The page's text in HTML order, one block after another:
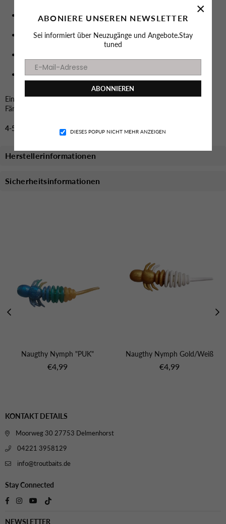
ABONIERE UNSEREN NEWSLETTER
Sei informiert über Neuzugänge und Angebote.Stay
tuned
ABONNIEREN
DIESES POPUP NICHT MEHR ANZEIGEN
×
Flexibles Material für natürliche Bewegung
Realistische Nymphen-Form
Inhalt: 8 Stück pro Dose
Ein effektiver Köder für anspruchsvolle Angler, die auf Qualität und
Fängigkeit setzen.
4-5 Tage Lieferzeit
Herstellerinformationen
Sicherheitsinformationen
Naugthy Nymph "PUK"
Normaler
€4,99
Naugthy Nymph Gold/Weiß
Normaler
€4,99
KONTAKT DETAILS
Moorweg 30 27753 Delmenhorst
04221 3958129
info@troutbaits.de
Stay Connected
FacebookInstagram
YouTube
NEWSLETTER